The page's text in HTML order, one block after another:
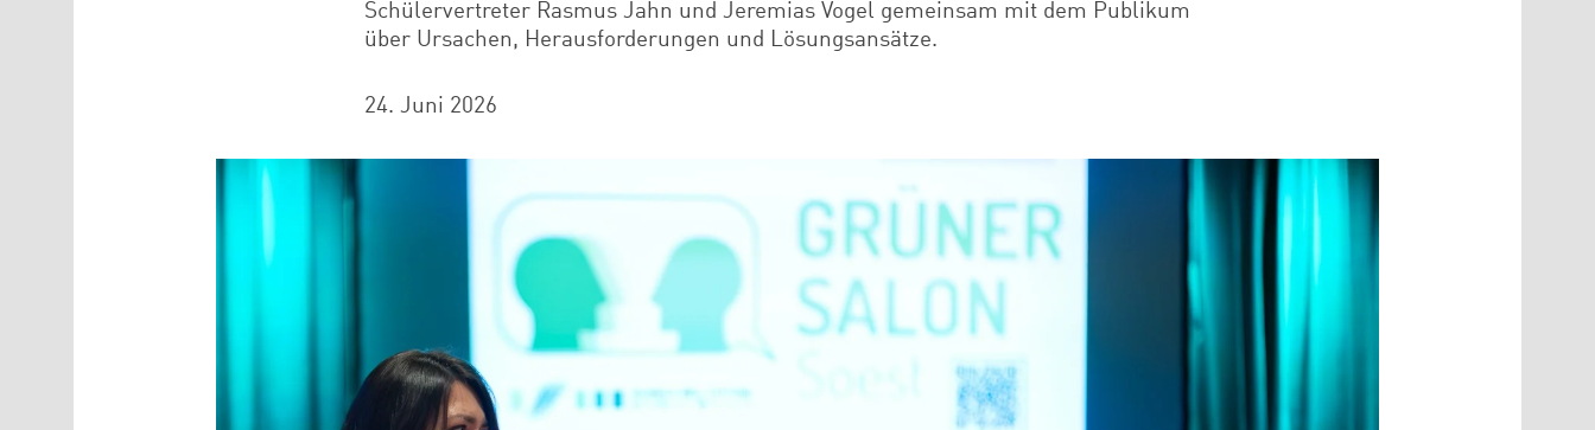
Schülervertreter Rasmus Jahn und Jeremias Vogel gemeinsam mit dem Publikum
über Ursachen, Herausforderungen und Lösungsansätze.
24. Juni 2026